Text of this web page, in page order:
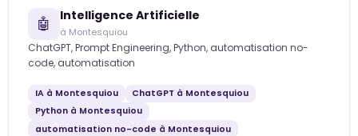
🤖 Intelligence Artificielle
à Montesquiou
ChatGPT, Prompt Engineering, Python, automatisation no-
code, automatisation
IA à Montesquiou
ChatGPT à Montesquiou
Python à Montesquiou
automatisation no-code à Montesquiou